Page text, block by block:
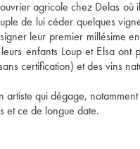
agricole chez Delas
de lui céder quelques
leur premier millésime
enfants Loup et Elsa ont
certification) et des vins
qui dégage,
et ce de longue date.